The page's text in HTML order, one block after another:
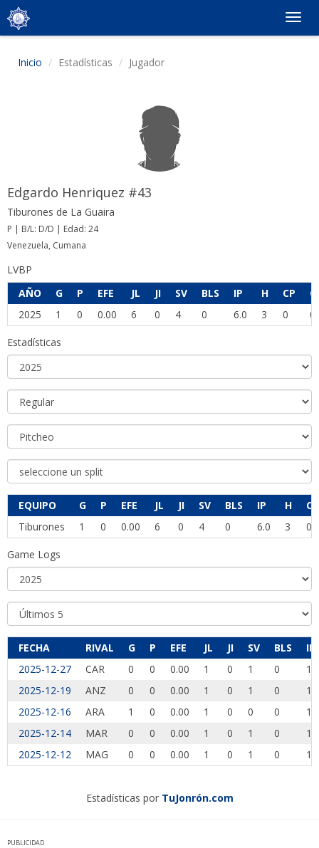
Inicio Estadísticas Jugador
Edgardo Henriquez #43
Tiburones de La Guaira
P | B/L: D/D | Edad: 24
Venezuela, Cumana
LVBP
AÑO
G P EFE JL JI SV BLS IP H CP
2025
1 0 0.00 6 0 4 0 6.0 3 0 0
Estadísticas
EQUIPO G P EFE JL JI SV BLS IP H
CP
Tiburones
1 0 0.00 6 0 4 0 6.0 3 0
Game Logs
FECHA RIVAL G P EFE JL JI SV BLS
IP
2025-12-27
CAR 0 0 0.00 1 0 1 0
1.0
2025-12-19
ANZ 0 0 0.00 1 0 1 0
1.0
2025-12-16
ARA 1 0 0.00 1 0 0 0
1.0
2025-12-14
MAR 0 0 0.00 1 0 1 0
1.0
2025-12-12
MAG 0 0 0.00 1 0 1 0 1.0
Estadísticas por TuJonrón.com
PUBLICIDAD